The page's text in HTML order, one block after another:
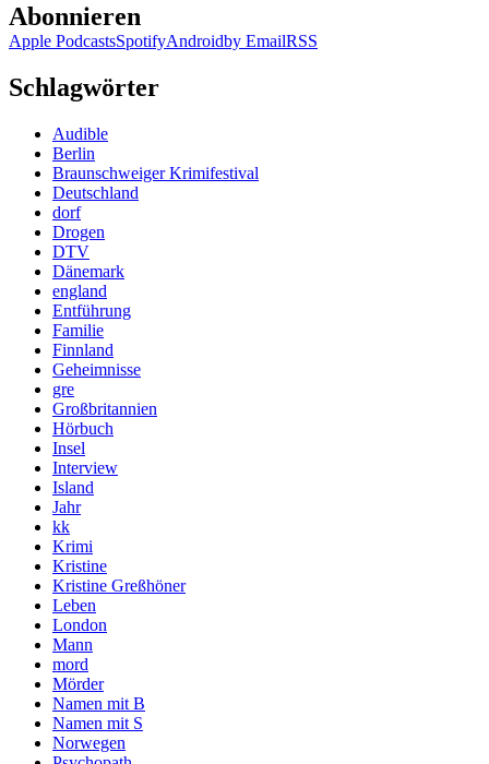
Abonnieren
Apple PodcastsSpotifyAndroidby EmailRSS
Schlagwörter
Audible
Berlin
Braunschweiger Krimifestival
Deutschland
dorf
Drogen
DTV
Dänemark
england
Entführung
Familie
Finnland
Geheimnisse
gre
Großbritannien
Hörbuch
Insel
Interview
Island
Jahr
kk
Krimi
Kristine
Kristine Greßhöner
Leben
London
Mann
mord
Mörder
Namen mit B
Namen mit S
Norwegen